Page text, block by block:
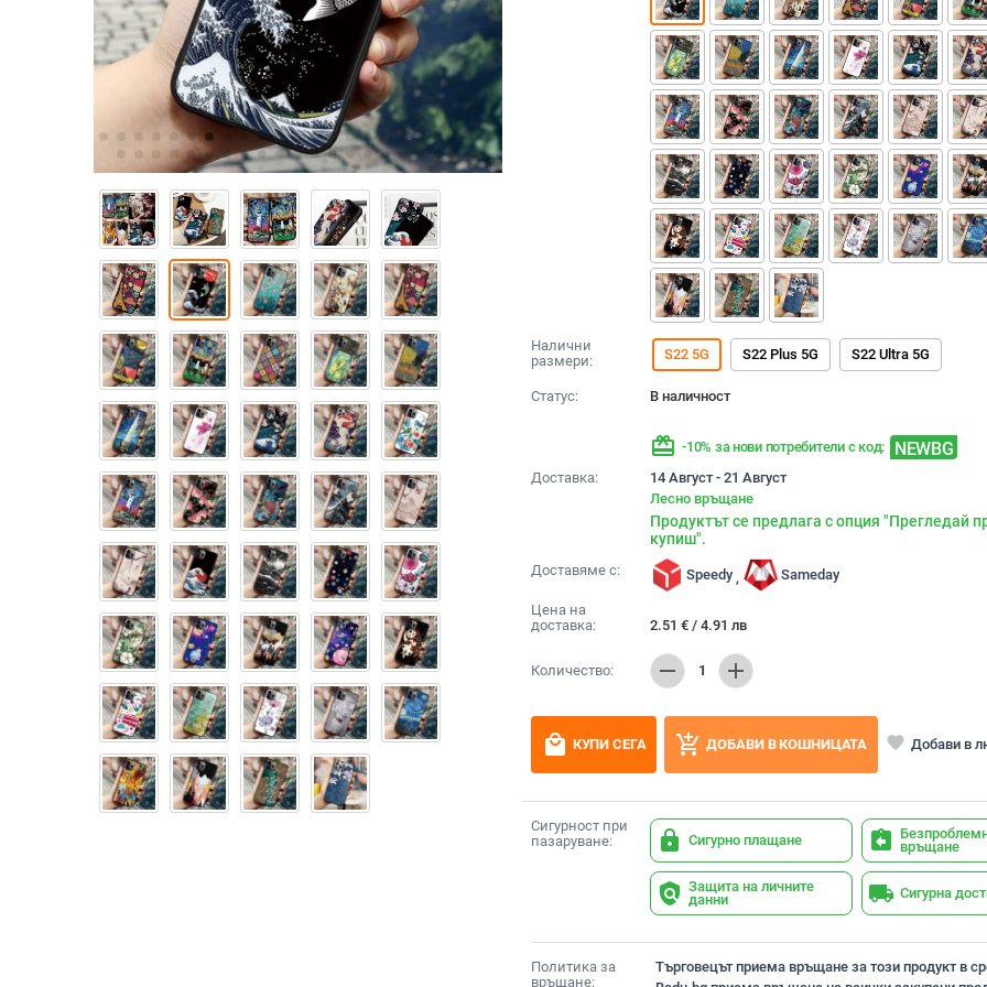
Налични
размери:
S22 5G S22 Plus 5G S22 Ultra 5G
Статус: В наличност
redeem -10% за нови потребители с код: NEWBG
Доставка:
14 Август - 21 Август
Лесно връщане
Продуктът се предлага с опция "Прегледай
купиш".
Доставяме с: Speedy , Sameday
Цена на
доставка:
2.51 € / 4.91 лв
Количество: remove 1 add
local_mall КУПИ СЕГА add_shopping_cart ДОБАВИ В КОШНИЦАТА favorite Добави в
Сигурност при
пазаруване:
lock Сигурно плащане assignment_return връщане
policy Защита на личните
данни
local_shipping Сигурна
Политика за
връщане:
Търговецът приема връщане за този продукт в